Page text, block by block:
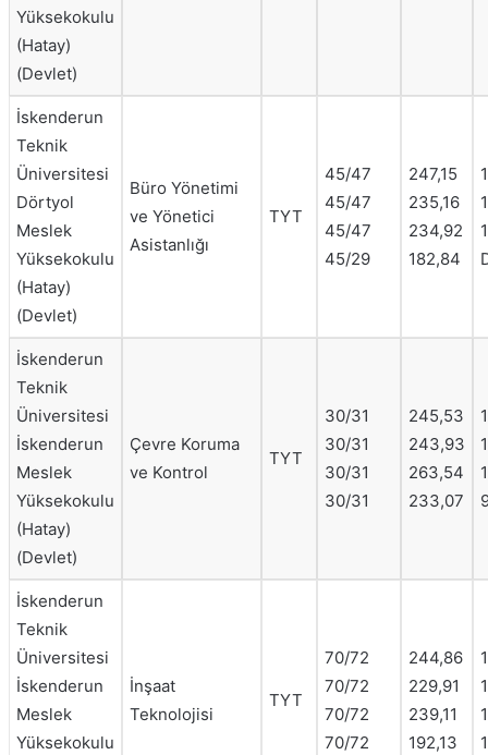
Yüksekokulu
(Hatay)
(Devlet)
İskenderun
Teknik
Üniversitesi
Dörtyol
Meslek
Yüksekokulu
(Hatay)
(Devlet)
Büro Yönetimi
ve Yönetici
Asistanlığı
TYT
45/47
45/47
45/47
45/29
247,15
235,16
234,92
182,84
İskenderun
Teknik
Üniversitesi
İskenderun
Meslek
Yüksekokulu
(Hatay)
(Devlet)
Çevre Koruma
ve Kontrol
TYT
30/31
30/31
30/31
30/31
245,53
243,93
263,54
233,07
İskenderun
Teknik
Üniversitesi
İskenderun
Meslek
Yüksekokulu
İnşaat
Teknolojisi
TYT
70/72
70/72
70/72
70/72
244,86
229,91
239,11
192,13